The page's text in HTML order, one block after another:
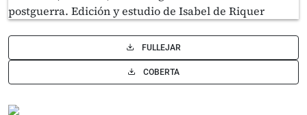
FULLEJAR
COBERTA